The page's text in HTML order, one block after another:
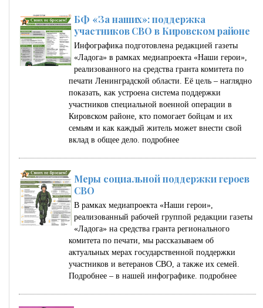
БФ «За наших»: поддержка
участников СВО в Кировском районе
Инфографика подготовлена редакцией газеты
«Ладога» в рамках медиапроекта «Наши герои»,
реализованного на средства гранта комитета по
печати Ленинградской области. Её цель – наглядно
показать, как устроена система поддержки
участников специальной военной операции в
Кировском районе, кто помогает бойцам и их
семьям и как каждый житель может внести свой
вклад в общее дело. подробнее
Меры социальной поддержки героев
СВО
В рамках медиапроекта «Наши герои»,
реализованный рабочей группой редакции газеты
«Ладога» на средства гранта регионального
комитета по печати, мы рассказываем об
актуальных мерах государственной поддержки
участников и ветеранов СВО, а также их семей.
Подробнее – в нашей инфографике. подробнее